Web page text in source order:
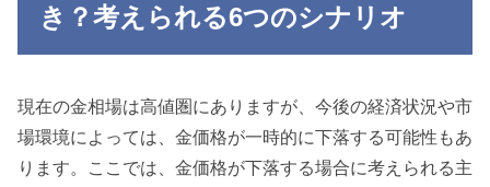
き？考えられる6つのシナリオ
現在の金相場は高値圏にありますが、今後の経済状況や市
場環境によっては、金価格が一時的に下落する可能性もあ
ります。ここでは、金価格が下落する場合に考えられる主